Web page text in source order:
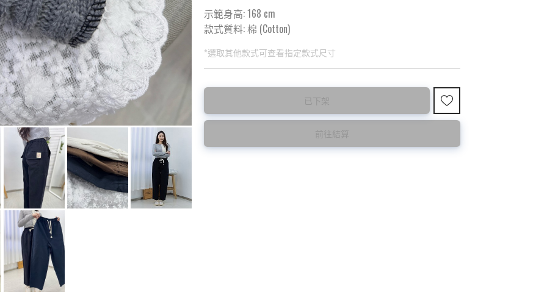
示範身高: 168 cm
款式質料:棉 (Cotton)
*選取其他款式可查看指定款式尺寸
此為預購品
<預購款>因為韓國東大門8月暑假關係， 預購款會於8月18日
後才陸續返貨⚠️
此為減價貨品
特價品不設退換，購買前請先確認所列出的尺碼是否合適。
已下架
前往結算